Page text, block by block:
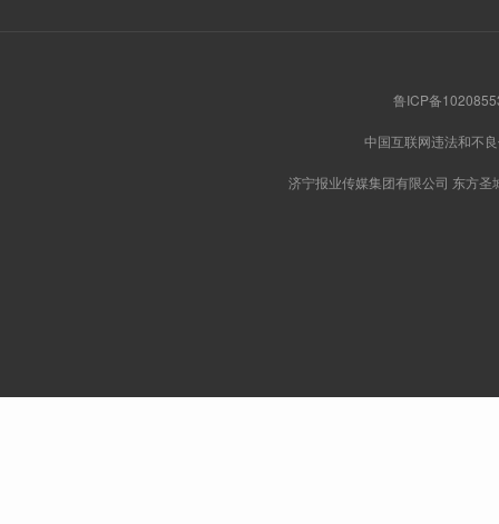
鲁ICP备
中国互联网违法和不
济宁报业传媒集团有限公司 东方